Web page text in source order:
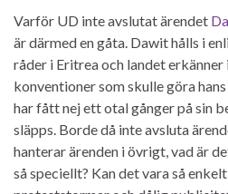
Varför UD inte avslutat ärendet
är därmed en gåta. Dawit hålls i
råder i Eritrea och landet
konventioner som skulle göra
har fått nej ett otal gånger på sin
släpps. Borde då inte avsluta
hanterar ärenden i övrigt, vad är
så speciellt? Kan det vara så